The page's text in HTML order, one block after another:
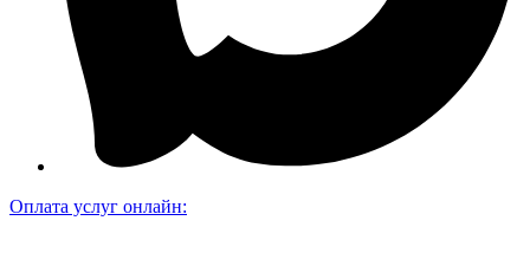
Оплата услуг онлайн: